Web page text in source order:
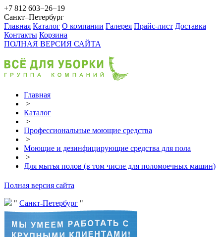
+7 812 603−26−19
Санкт–Петербург
Главная Каталог О компании Галерея Прайс-лист Доставка
Контакты Корзина
ПОЛНАЯ ВЕРСИЯ САЙТА
Главная
>
Каталог
>
Профессиональные моющие средства
>
Моющие и дезинфицирующие средства для пола
>
Для мытья полов (в том числе для поломоечных машин)
Полная версия сайта
Санкт-Петербург